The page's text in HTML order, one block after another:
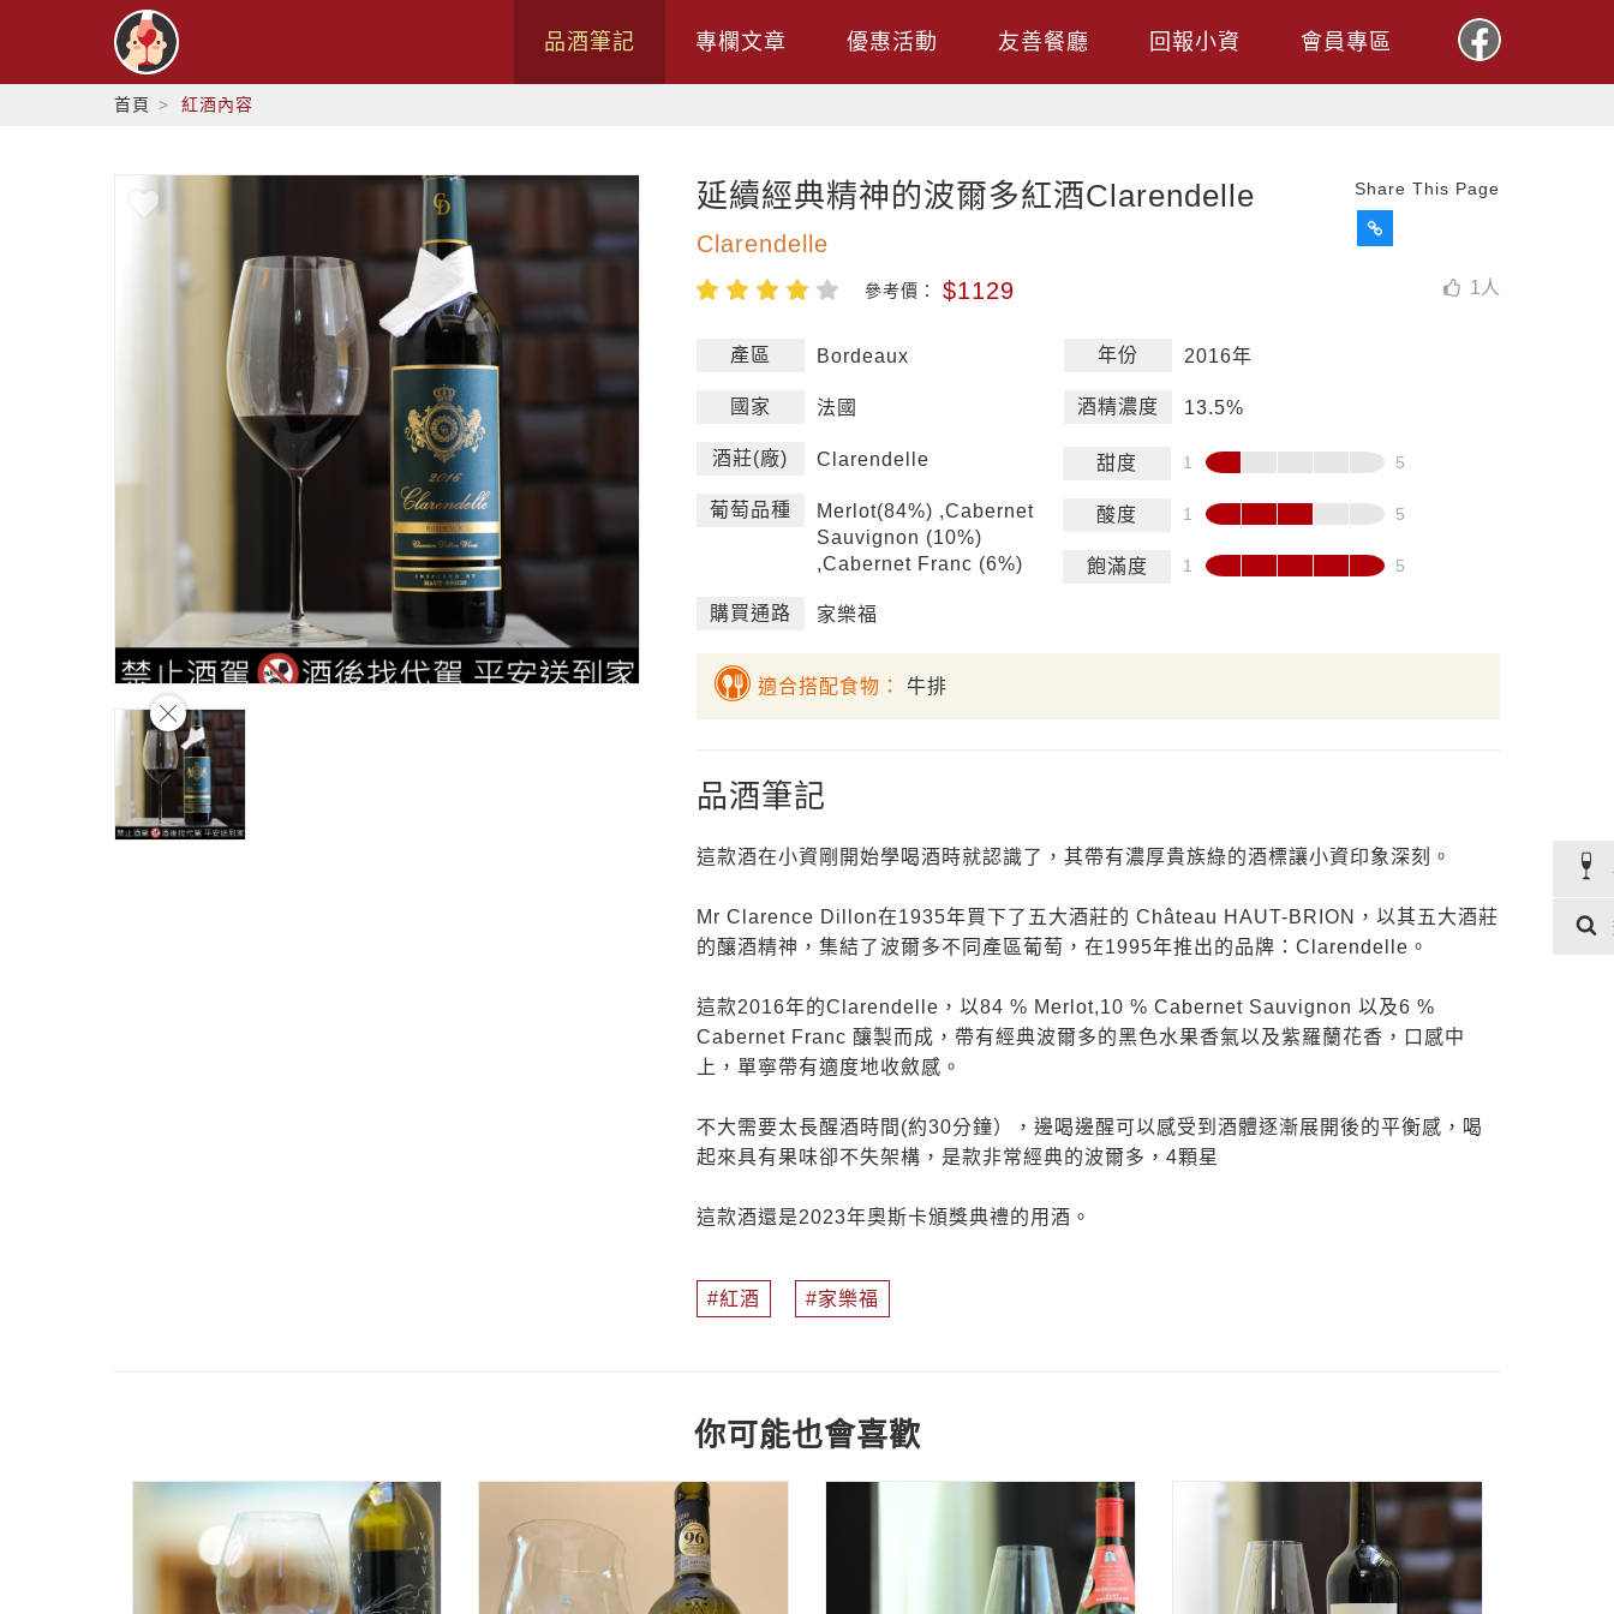
品酒筆記 專欄文章 優惠活動 友善餐廳 回報小資 會員專區
首頁 紅酒內容
Share This Page
1 人
延續經典精神的波爾多紅酒Clarendelle
Clarendelle
參考價： $1129
產區 Bordeaux
國家 法國
酒莊(廠) Clarendelle
葡萄品種
Merlot(84%) ,Cabernet
Sauvignon (10%)
,Cabernet Franc (6%)
購買通路 家樂福
年份 2016年
酒精濃度 13.5%
甜度
酸度
飽滿度
適合搭配食物： 牛排
品酒筆記
這款酒在小資剛開始學喝酒時就認識了，其帶有濃厚貴族綠的酒標讓小資印象深刻。
Mr Clarence Dillon在1935年買下了五大酒莊的 Château HAUT-BRION，以其五大酒莊
的釀酒精神，集結了波爾多不同產區葡萄，在1995年推出的品牌：Clarendelle。
這款2016年的Clarendelle，以84 % Merlot,10 % Cabernet Sauvignon 以及6 %
Cabernet Franc 釀製而成，帶有經典波爾多的黑色水果香氣以及紫羅蘭花香，口感中
上，單寧帶有適度地收斂感。
不大需要太長醒酒時間(約30分鐘），邊喝邊醒可以感受到酒體逐漸展開後的平衡感，喝
起來具有果味卻不失架構，是款非常經典的波爾多，4顆星
這款酒還是2023年奧斯卡頒獎典禮的用酒。
紅酒 家樂福
你可能也會喜歡